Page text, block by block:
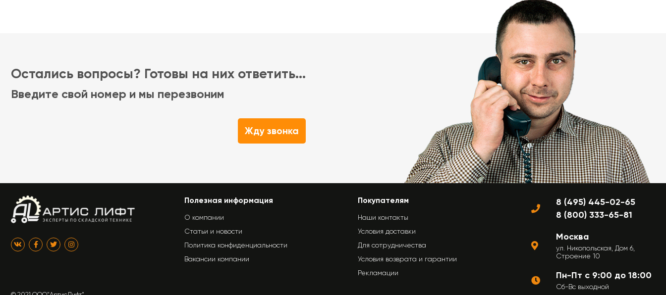
Остались вопросы? Готовы на них ответить...
Введите свой номер и мы перезвоним
Жду звонка
Полезная информация
О компании
Статьи и новости
Политика конфиденциальности
Вакансии компании
Покупателям
Наши контакты
Условия доставки
Для сотрудничества
Условия возврата и гарантии
Рекламации
8 (495) 445-02-65
8 (800) 333-65-81
Москва
ул. Никопольская, Дом 6,
Строение 10
Пн-Пт с 9:00 до 18:00
Сб-Вс выходной